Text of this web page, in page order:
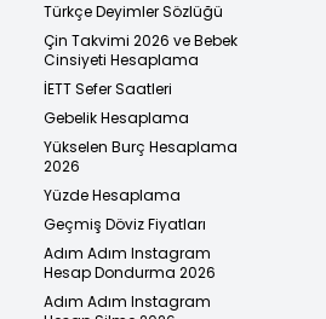
Türkçe Deyimler Sözlüğü
Çin Takvimi 2026 ve Bebek
Cinsiyeti Hesaplama
İETT Sefer Saatleri
Gebelik Hesaplama
Yükselen Burç Hesaplama
2026
Yüzde Hesaplama
Geçmiş Döviz Fiyatları
Adım Adım Instagram
Hesap Dondurma 2026
Adım Adım Instagram